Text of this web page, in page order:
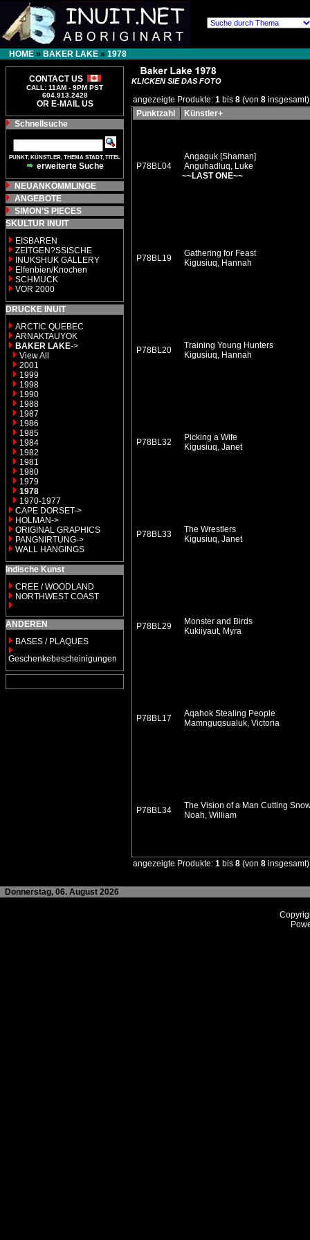
HOME » BAKER LAKE » 1978
CONTACT US
CALL: 11AM - 9PM PST
604.913.2428
OR E-MAIL US
Schnellsuche
PUNKT, KÜNSTLER, THEMA STADT, TITEL
erweiterte Suche
NEUANKÖMMLINGE
ANGEBOTE
SIMON'S PIECES
SKULTUR INUIT
EISBAREN
ZEITGEN?SSISCHE
INUKSHUK GALLERY
Elfenbien/Knochen
SCHMUCK
VOR 2000
DRUCKE INUIT
ARCTIC QUEBEC
ARNAKTAUYOK
BAKER LAKE->
View All
2001
1999
1998
1990
1988
1987
1986
1985
1984
1982
1981
1980
1979
1978
1970-1977
CAPE DORSET->
HOLMAN->
ORIGINAL GRAPHICS
PANGNIRTUNG->
WALL HANGINGS
Indische Kunst
CREE / WOODLAND
NORTHWEST COAST
ANDEREN
BASES / PLAQUES
Geschenkebescheinigungen
KLICKEN SIE DAS FOTO
angezeigte Produkte: 1 bis 8 (von 8 insgesamt)
Punktzahl
Künstler+
P78BL04
Angaguk [Shaman]
Anguhadluq, Luke
~~LAST ONE~~
P78BL19
Gathering for Feast
Kigusiuq, Hannah
P78BL20
Training Young Hunters
Kigusiuq, Hannah
P78BL32
Picking a Wife
Kigusiuq, Janet
P78BL33
The Wrestlers
Kigusiuq, Janet
P78BL29
Monster and Birds
Kukiiyaut, Myra
P78BL17
Aqahok Stealing People
Mamnguqsualuk, Victoria
P78BL34
The Vision of a Man Cutting
Noah, William
angezeigte Produkte: 1 bis 8 (von 8 insgesamt)
Donnerstag, 06. August 2026